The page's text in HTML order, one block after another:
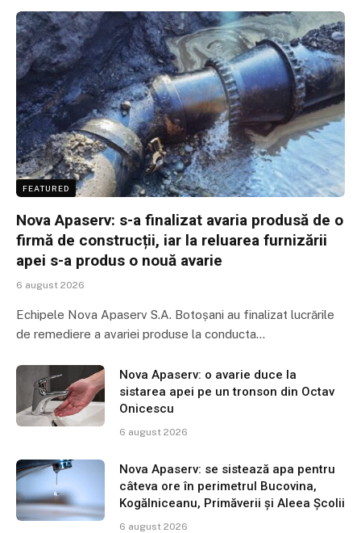
FEATURED
Nova Apaserv: s-a finalizat avaria produsă de o
firmă de construcții, iar la reluarea furnizării
apei s-a produs o nouă avarie
6 august 2026
Echipele Nova Apaserv S.A. Botoșani au finalizat lucrările
de remediere a avariei produse la conducta…
Nova Apaserv: o avarie duce la
sistarea apei pe un tronson din Octav
Onicescu
6 august 2026
Nova Apaserv: se sistează apa pentru
câteva ore în perimetrul Bucovina,
Kogălniceanu, Primăverii și Aleea Școlii
6 august 2026